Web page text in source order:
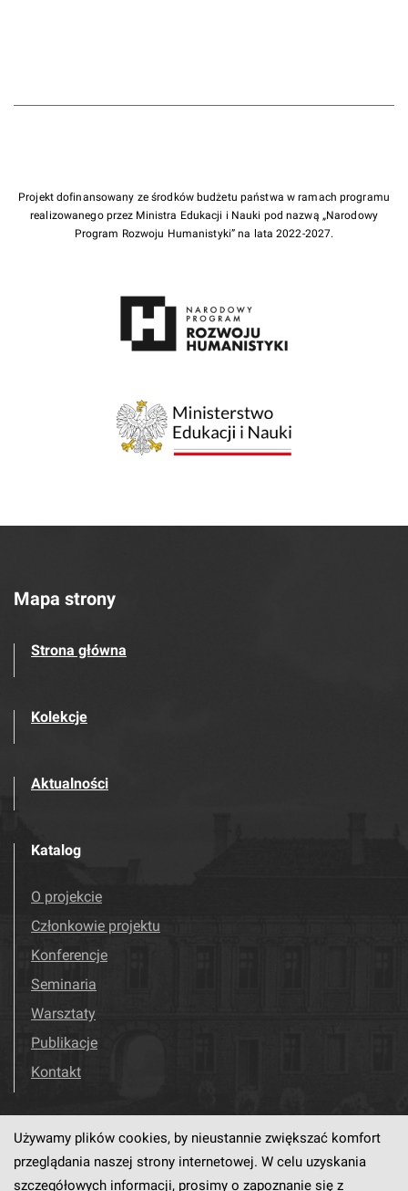
Projekt dofinansowany ze środków budżetu państwa w ramach programu
realizowanego przez Ministra Edukacji i Nauki pod nazwą „Narodowy
Program Rozwoju Humanistyki” na lata 2022-2027.
Mapa strony
Strona główna
Kolekcje
Aktualności
Katalog
O projekcie
Członkowie projektu
Konferencje
Seminaria
Warsztaty
Publikacje
Kontakt
Odwiedź nas! Facebook
Używamy plików cookies, by nieustannie zwiększać komfort
przeglądania naszej strony internetowej. W celu uzyskania
szczegółowych informacji, prosimy o zapoznanie się z